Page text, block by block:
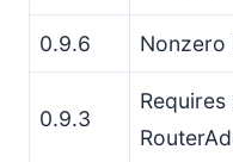
0.9.6 Nonzero
0.9.3